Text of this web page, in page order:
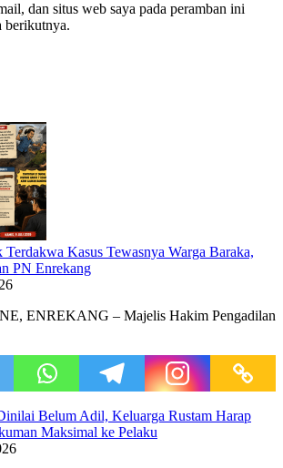
dan situs web saya pada peramban ini
berikutnya.
Kasus Tewasnya Warga Baraka,
PN Enrekang
ENREKANG – Majelis Hakim Pengadilan
Belum Adil, Keluarga Rustam Harap
Maksimal ke Pelaku